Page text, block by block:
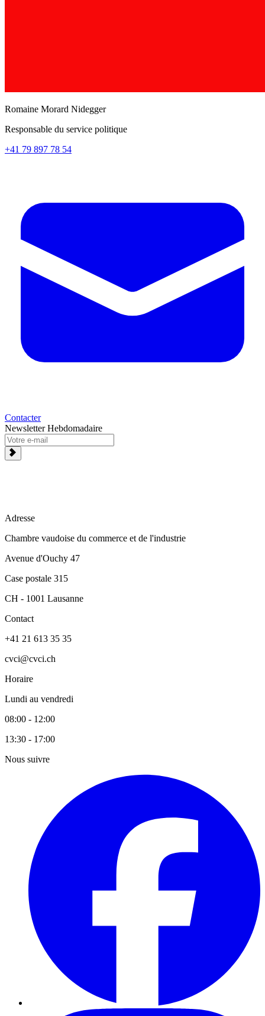
Romaine Morard Nidegger
Responsable du service politique
+41 79 897 78 54
Contacter
Newsletter Hebdomadaire
Adresse
Chambre vaudoise du commerce et de l'industrie
Avenue d'Ouchy 47
Case postale 315
CH - 1001 Lausanne
Contact
+41 21 613 35 35
cvci@cvci.ch
Horaire
Lundi au vendredi
08:00 - 12:00
13:30 - 17:00
Nous suivre